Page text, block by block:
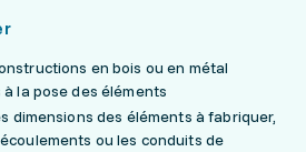
en bois ou en métal
la pose des éléments
dimensions des éléments à fabriquer,
ou les conduits de